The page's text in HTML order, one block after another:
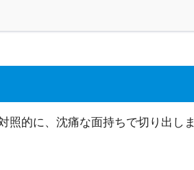
照的に、沈痛な面持ちで切り出しま